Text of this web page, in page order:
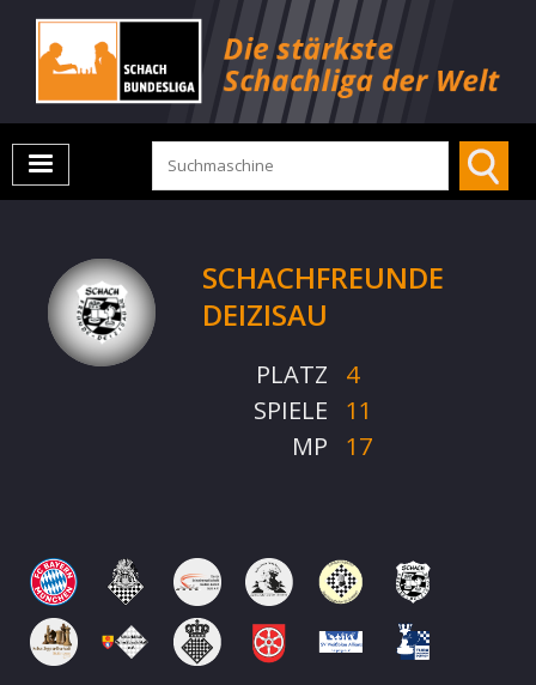
SCHACHFREUNDE
DEIZISAU
PLATZ
4
SPIELE
11
MP
17